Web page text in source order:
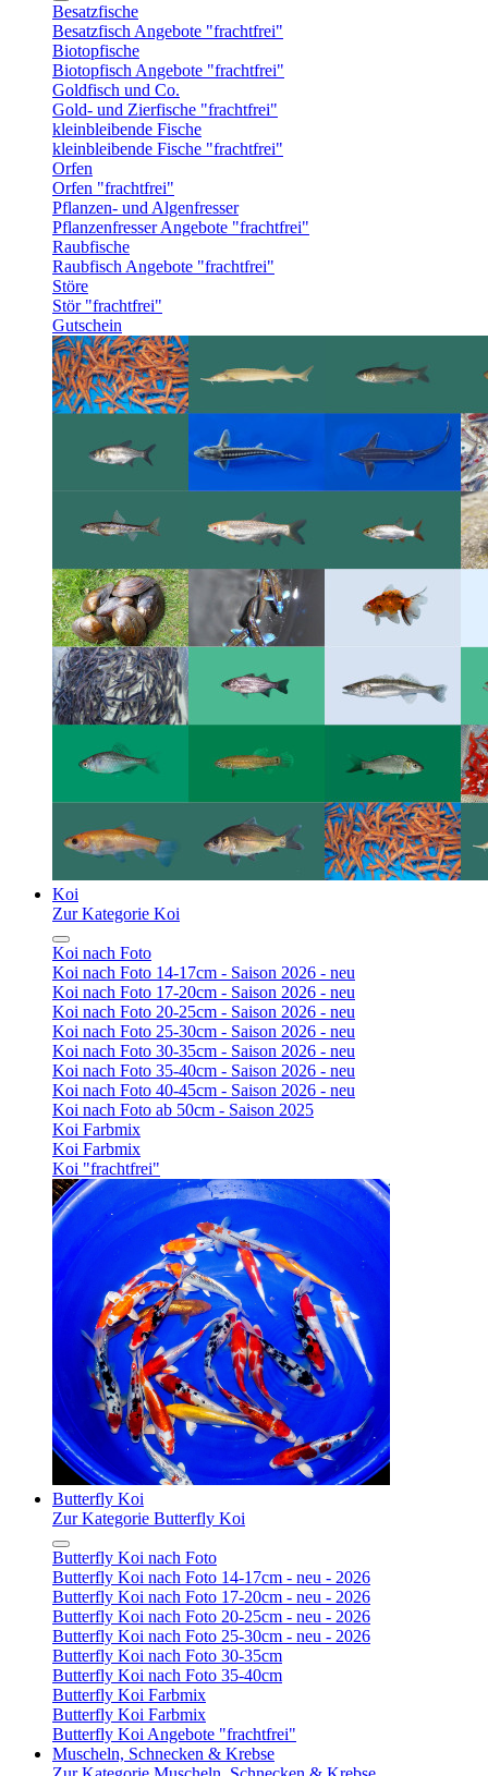
Besatzfische
Besatzfisch Angebote "frachtfrei"
Biotopfische
Biotopfisch Angebote "frachtfrei"
Goldfisch und Co.
Gold- und Zierfische "frachtfrei"
kleinbleibende Fische
kleinbleibende Fische "frachtfrei"
Orfen
Orfen "frachtfrei"
Pflanzen- und Algenfresser
Pflanzenfresser Angebote "frachtfrei"
Raubfische
Raubfisch Angebote "frachtfrei"
Störe
Stör "frachtfrei"
Gutschein
Koi
Zur Kategorie Koi
Koi nach Foto
Koi nach Foto 14-17cm - Saison 2026 - neu
Koi nach Foto 17-20cm - Saison 2026 - neu
Koi nach Foto 20-25cm - Saison 2026 - neu
Koi nach Foto 25-30cm - Saison 2026 - neu
Koi nach Foto 30-35cm - Saison 2026 - neu
Koi nach Foto 35-40cm - Saison 2026 - neu
Koi nach Foto 40-45cm - Saison 2026 - neu
Koi nach Foto ab 50cm - Saison 2025
Koi Farbmix
Koi Farbmix
Koi "frachtfrei"
Butterfly Koi
Zur Kategorie Butterfly Koi
Butterfly Koi nach Foto
Butterfly Koi nach Foto 14-17cm - neu - 2026
Butterfly Koi nach Foto 17-20cm - neu - 2026
Butterfly Koi nach Foto 20-25cm - neu - 2026
Butterfly Koi nach Foto 25-30cm - neu - 2026
Butterfly Koi nach Foto 30-35cm
Butterfly Koi nach Foto 35-40cm
Butterfly Koi Farbmix
Butterfly Koi Farbmix
Butterfly Koi Angebote "frachtfrei"
Muscheln, Schnecken & Krebse